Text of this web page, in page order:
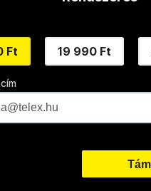
Ft 19 990 Ft